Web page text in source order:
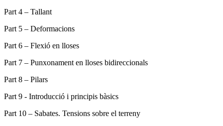
Part 4 – Tallant
Part 5 – Deformacions
Part 6 – Flexió en lloses
Part 7 – Punxonament en lloses bidireccionals
Part 8 – Pilars
Part 9 - Introducció i principis bàsics
Part 10 – Sabates. Tensions sobre el terreny